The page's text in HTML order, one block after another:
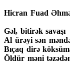
Hicran Fuad
Gəl, bitirək savaşı
Al ürəyi sən
Bıçaq dirə
Öldür məni